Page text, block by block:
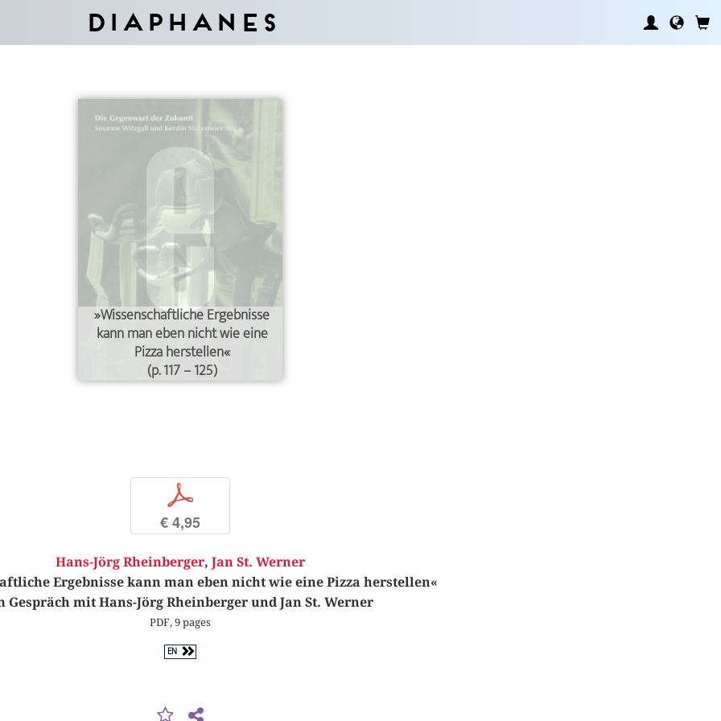
Diaphanes
»Wissenschaftliche Ergebnisse
kann man eben nicht wie eine
Pizza herstellen«
(p. 117 – 125)
p
€ 4,95
Hans-Jörg Rheinberger, Jan St. Werner
Ergebnisse kann man eben nicht wie eine Pizza herstellen«
Gespräch mit Hans-Jörg Rheinberger und Jan St. Werner
PDF, 9 pages
EN